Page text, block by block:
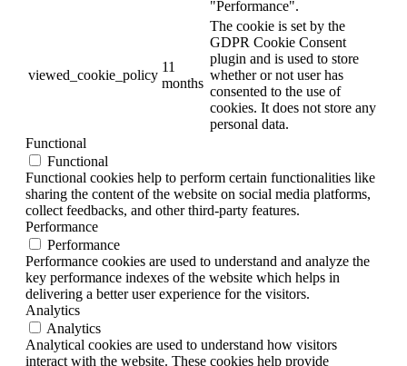
"Performance".
viewed_cookie_policy
11
months
The cookie is set by the
GDPR Cookie Consent
plugin and is used to store
whether or not user has
consented to the use of
cookies. It does not store any
personal data.
Functional
Functional
Functional cookies help to perform certain functionalities like
sharing the content of the website on social media platforms,
collect feedbacks, and other third-party features.
Performance
Performance
Performance cookies are used to understand and analyze the
key performance indexes of the website which helps in
delivering a better user experience for the visitors.
Analytics
Analytics
Analytical cookies are used to understand how visitors
interact with the website. These cookies help provide